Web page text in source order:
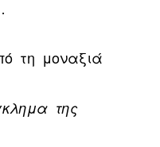
τη μοναξιά
της